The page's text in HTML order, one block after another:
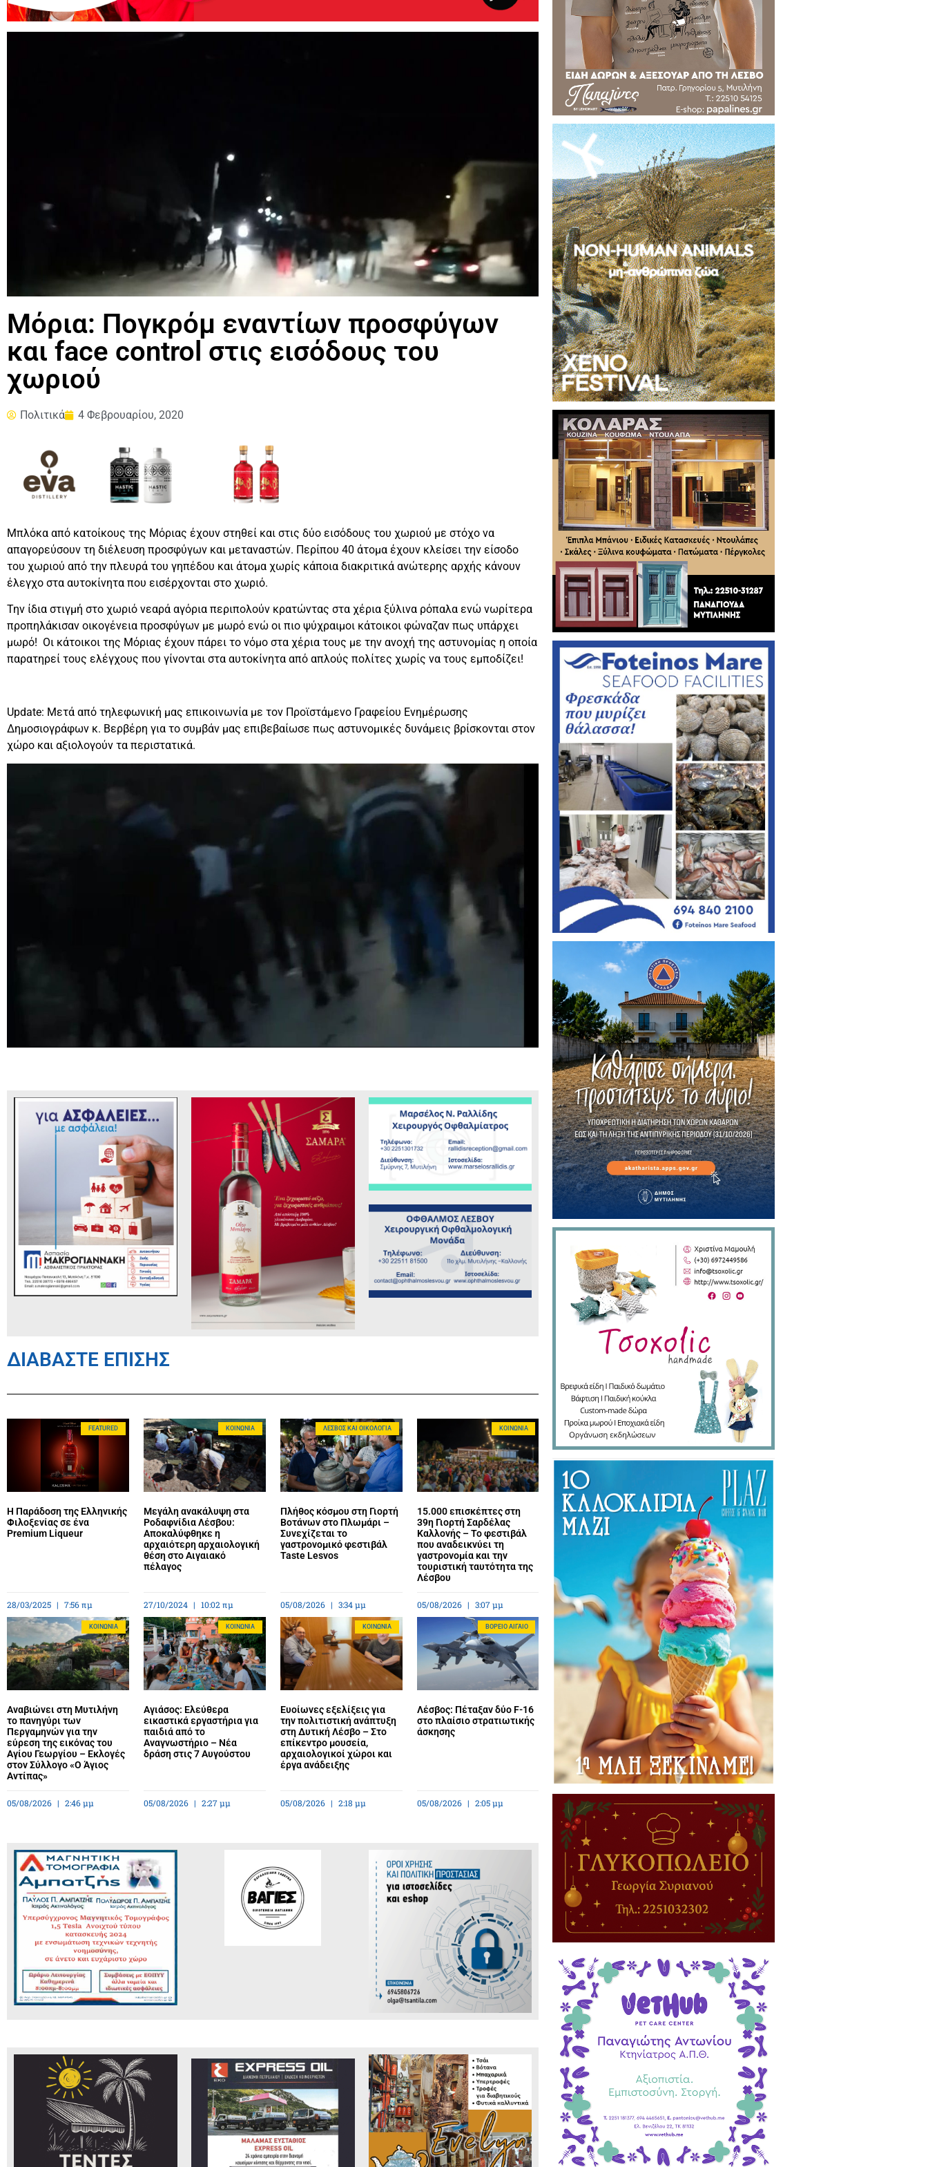
Μόρια: Πογκρόμ εναντίων προσφύγων
και face control στις εισόδους του
χωριού
Πολιτικά 4 Φεβρουαρίου, 2020
Μπλόκα από κατοίκους της Μόριας έχουν στηθεί και στις δύο εισόδους του χωριού με στόχο να
απαγορεύσουν τη διέλευση προσφύγων και μεταναστών. Περίπου 40 άτομα έχουν κλείσει την είσοδο
του χωριού από την πλευρά του γηπέδου και άτομα χωρίς κάποια διακριτικά ανώτερης αρχής κάνουν
έλεγχο στα αυτοκίνητα που εισέρχονται στο χωριό.
Την ίδια στιγμή στο χωριό νεαρά αγόρια περιπολούν κρατώντας στα χέρια ξύλινα ρόπαλα ενώ νωρίτερα
προπηλάκισαν οικογένεια προσφύγων με μωρό ενώ οι πιο ψύχραιμοι κάτοικοι φώναζαν πως υπάρχει
μωρό! Οι κάτοικοι της Μόριας έχουν πάρει το νόμο στα χέρια τους με την ανοχή της αστυνομίας η οποία
παρατηρεί τους ελέγχους που γίνονται στα αυτοκίνητα από απλούς πολίτες χωρίς να τους εμποδίζει!
Update: Μετά από τηλεφωνική μας επικοινωνία με τον Προϊστάμενο Γραφείου Ενημέρωσης
Δημοσιογράφων κ. Βερβέρη για το συμβάν μας επιβεβαίωσε πως αστυνομικές δυνάμεις βρίσκονται στον
χώρο και αξιολογούν τα περιστατικά.
ΔΙΑΒΑΣΤΕ ΕΠΙΣΗΣ
FEATURED
Η Παράδοση της Ελληνικής
Φιλοξενίας σε ένα
Premium Liqueur
28/03/2025 7:56 πμ
ΚΟΙΝΩΝΊΑ
Μεγάλη ανακάλυψη στα
Ροδαφνίδια Λέσβου:
Αποκαλύφθηκε η
αρχαιότερη αρχαιολογική
θέση στο Αιγαιακό
πέλαγος
27/10/2024 10:02 πμ
ΛΈΣΒΟΣ ΚΑΙ ΟΙΚΟΛΟΓΊΑ
Πλήθος κόσμου στη Γιορτή
Βοτάνων στο Πλωμάρι –
Συνεχίζεται το
γαστρονομικό φεστιβάλ
Taste Lesvos
05/08/2026 3:34 μμ
ΚΟΙΝΩΝΊΑ
15.000 επισκέπτες στη
39η Γιορτή Σαρδέλας
Καλλονής – Το φεστιβάλ
που αναδεικνύει τη
γαστρονομία και την
τουριστική ταυτότητα της
Λέσβου
05/08/2026 3:07 μμ
ΚΟΙΝΩΝΊΑ
Αναβιώνει στη Μυτιλήνη
το πανηγύρι των
Περγαμηνών για την
εύρεση της εικόνας του
Αγίου Γεωργίου – Εκλογές
στον Σύλλογο «Ο Άγιος
Αντίπας»
05/08/2026 2:46 μμ
ΚΟΙΝΩΝΊΑ
Αγιάσος: Ελεύθερα
εικαστικά εργαστήρια για
παιδιά από το
Αναγνωστήριο – Νέα
δράση στις 7 Αυγούστου
05/08/2026 2:27 μμ
ΚΟΙΝΩΝΊΑ
Ευοίωνες εξελίξεις για
την πολιτιστική ανάπτυξη
στη Δυτική Λέσβο – Στο
επίκεντρο μουσεία,
αρχαιολογικοί χώροι και
έργα ανάδειξης
05/08/2026 2:18 μμ
BΌΡΕΙΟ ΑΙΓΑΊΟ
Λέσβος: Πέταξαν δύο F-16
στο πλαίσιο στρατιωτικής
άσκησης
05/08/2026 2:05 μμ